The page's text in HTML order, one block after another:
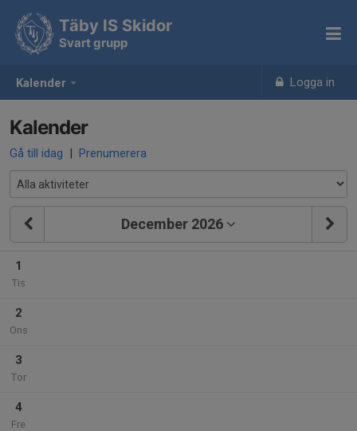
Kalender Logga in
Täby IS Skidor
Svart grupp
Kalender
Gå till idag | Prenumerera
December 2026
1
Tis
2
Ons
3
Tor
4
Fre